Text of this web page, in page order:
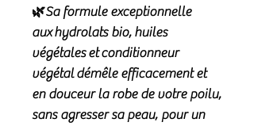
🌿Sa formule exceptionnelle
auxhydrolats bio, huiles
végétaleset conditionneur
végétal démêle efficacement et
en douceur la robe de votre poilu,
sans agresser sa peau, pour un